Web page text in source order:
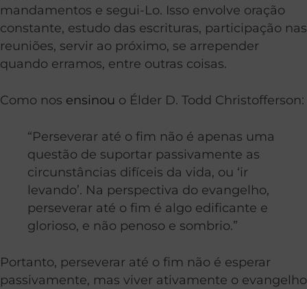
mandamentos e segui-Lo. Isso envolve oração
constante, estudo das escrituras, participação nas
reuniões, servir ao próximo, se arrepender
quando erramos, entre outras coisas.
Como nos ensinou o Élder D. Todd Christofferson:
“Perseverar até o fim não é apenas uma
questão de suportar passivamente as
circunstâncias difíceis da vida, ou ‘ir
levando’. Na perspectiva do evangelho,
perseverar até o fim é algo edificante e
glorioso, e não penoso e sombrio.”
Portanto, perseverar até o fim não é esperar
passivamente, mas viver ativamente o evangelho